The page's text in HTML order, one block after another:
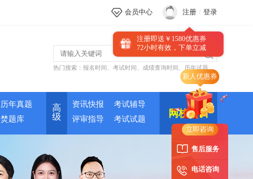
新人优惠券
立即咨询
售后服务
电话咨询
会员中心 注册 / 登录
注册即送￥1580优惠券
72小时有效，下单立减
热门搜索： 报名时间 、 考试时间 、 成绩查询时间 、 历年试题
历年真题
焚题库
高
级
资讯快报
考试辅导
评审指导
考试试题
网校培训